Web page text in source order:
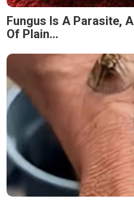
Fungus Is A Parasite,
Of Plain...